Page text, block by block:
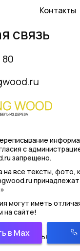
Контакты
связь
80
с
запрещено.
на все тексты, фото,
могут иметь
на сайте!
в Max